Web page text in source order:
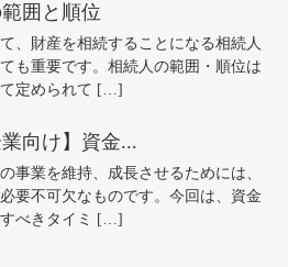
囲と順位
、財産を相続することになる相続人
も重要です。相続人の範囲・順位は
定められて […]
業向け】資金...
事業を維持、成長させるためには、
要不可欠なものです。今回は、資金
べきタイミ […]